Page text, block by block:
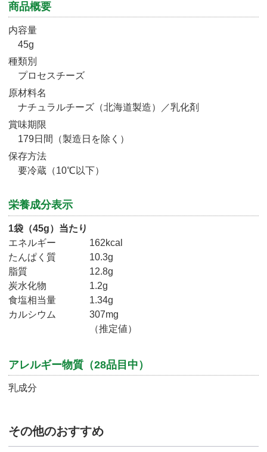
商品概要
内容量
45g
種類別
プロセスチーズ
原材料名
ナチュラルチーズ（北海道製造）／乳化剤
賞味期限
179日間（製造日を除く）
保存方法
要冷蔵（10℃以下）
栄養成分表示
1袋（45g）当たり
エネルギー
162kcal
たんぱく質
10.3g
脂質
12.8g
炭水化物
1.2g
食塩相当量
1.34g
カルシウム
307mg
（推定値）
アレルギー物質（28品目中）
乳成分
その他のおすすめ